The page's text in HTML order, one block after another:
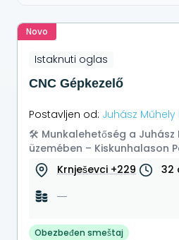
Novo
Istaknuti oglas
CNC Gépkezelő
Postavljen od: Juhász Műhely
🛠️ Munkalehetőség a
üzemében – Kiskunhalason
gépkezelő Hagyományos
Krnješevci +229 32
—
Obezbeđen smeštaj